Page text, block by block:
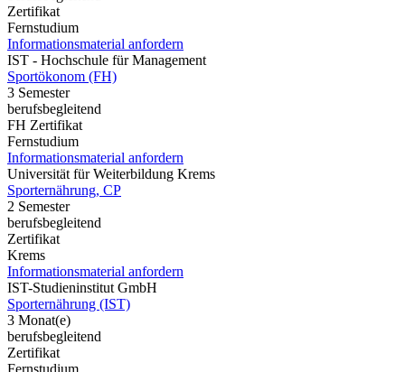
Zertifikat
Fernstudium
Informationsmaterial anfordern
IST - Hochschule für Management
Sportökonom (FH)
3 Semester
berufsbegleitend
FH Zertifikat
Fernstudium
Informationsmaterial anfordern
Universität für Weiterbildung Krems
Sporternährung, CP
2 Semester
berufsbegleitend
Zertifikat
Krems
Informationsmaterial anfordern
IST-Studieninstitut GmbH
Sporternährung (IST)
3 Monat(e)
berufsbegleitend
Zertifikat
Fernstudium